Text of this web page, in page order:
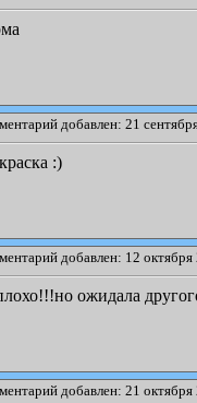
добавлен: 21
:)
добавлен: 12
ожидала
добавлен: 21